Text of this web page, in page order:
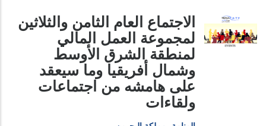
مركز المعلومات
الفعاليات
نظرة عامة
اتصل بنا
الاجتماع العام الثامن والثلاثين
لمجموعة العمل المالي
لمنطقة الشرق الأوسط
وشمال أفريقيا وما سيعقد
على هامشه من اجتماعات
ولقاءات